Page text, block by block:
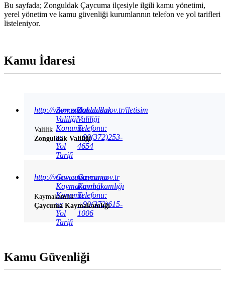
Bu sayfada; Zonguldak Çaycuma ilçesiyle ilgili kamu yönetimi,
yerel yönetim ve kamu güvenliği kurumlarının telefon ve yol tarifleri
listeleniyor.
Kamu İdaresi
http://www.zonguldak.gov.tr/iletisim
Zonguldak
Valiliği
Konumu
ve
Yol
Tarifi
Zonguldak
Valiliği
Telefonu:
+90(372)253-
4654
Valilik
Zonguldak Valiliği
http://www.caycuma.gov.tr
Çaycuma
Kaymakamlığı
Konumu
ve
Yol
Tarifi
Çaycuma
Kaymakamlığı
Telefonu:
+90(372)615-
1006
Kaymakamlık
Çaycuma Kaymakamlığı
Kamu Güvenliği